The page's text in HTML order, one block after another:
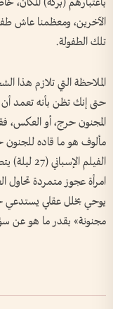
الآخرين، ومعظمنا عاش
تلك الطفولة.
الملاحظة التي تلازم هذا
حتى إنك تظن بأنه تعمد
المجنون حرج، أو العكس،
مألوف هو ما قاده
الفيلم
امرأة عجوز متمردة تحاول
يوحي بخلل عقلي يستدعي
مجنونة» بقدر ما هو عن